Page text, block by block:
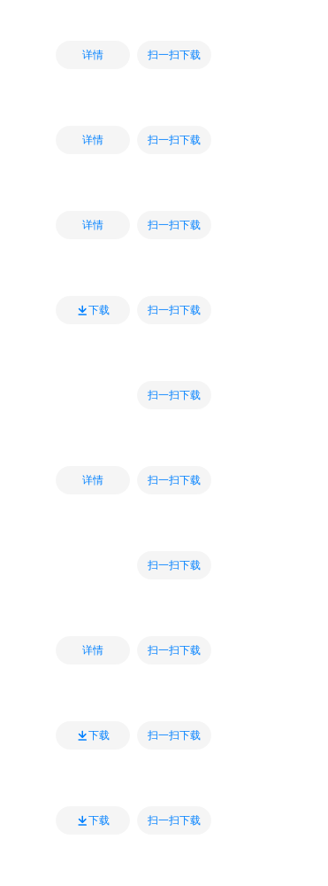
详情 扫一扫下载
详情 扫一扫下载
详情 扫一扫下载
下载 扫一扫下载
扫一扫下载
详情 扫一扫下载
扫一扫下载
详情 扫一扫下载
下载 扫一扫下载
下载 扫一扫下载